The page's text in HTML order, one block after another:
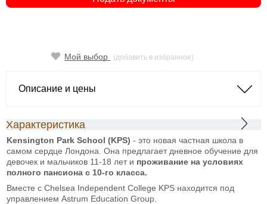
Мой выбор (добавить в избранное)
Описание и цены
Характеристика
Kensington Park School (KPS) - это новая частная школа в
самом сердце Лондона. Она предлагает дневное обучение для
девочек и мальчиков 11-18 лет и проживание на условиях
полного пансиона с 10-го класса.
Вместе с Chelsea Independent College KPS находится под
управлением Astrum Education Group.